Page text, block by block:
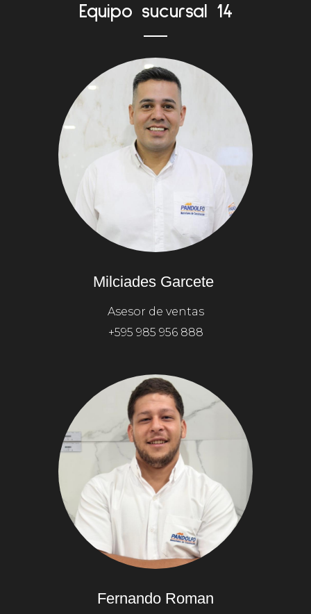
Equipo sucursal 14
Milciades Garcete
Asesor de ventas
+595 985 956 888‬‬
Fernando Roman